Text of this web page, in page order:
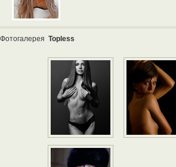
Фотогалерея Topless